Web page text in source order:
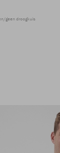
geen droogkuis